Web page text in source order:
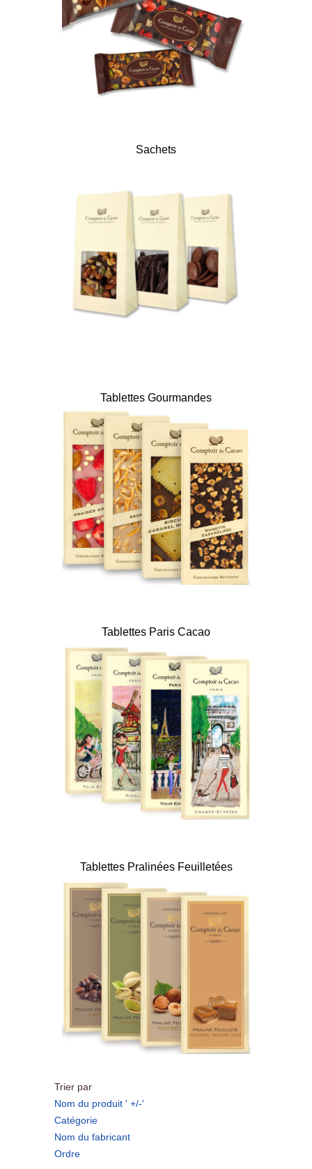
Sachets
Tablettes Gourmandes
Tablettes Paris Cacao
Tablettes Pralinées Feuilletées
Trier par
Nom du produit ' +/-'
Catégorie
Nom du fabricant
Ordre